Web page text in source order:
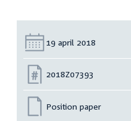
Datum:
19 april 2018
Nummer:
2018Z07393
Position paper